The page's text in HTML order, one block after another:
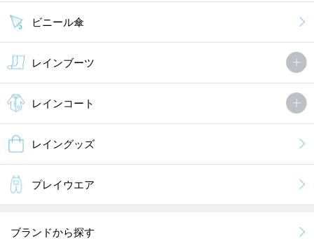
ビニール傘
レインブーツ
レインコート
レイングッズ
プレイウエア
ブランドから探す